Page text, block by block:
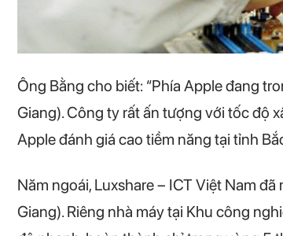
Ông Bằng cho biết: “Phía Apple đang
Giang). Công ty rất ấn tượng với tốc độ
Apple đánh giá cao tiềm năng tại tỉnh
Năm ngoái, Luxshare – ICT Việt Nam
Giang). Riêng nhà máy tại Khu công